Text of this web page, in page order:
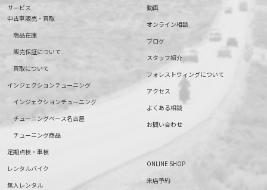
サービス
中古車販売・買取
商品在庫
販売保証について
買取について
インジェクションチューニング
インジェクションチューニング
チューニングベース名古屋
チューニング商品
定期点検・車検
レンタルバイク
無人レンタル
動画
オンライン相談
ブログ
スタッフ紹介
フォレストウィングについて
アクセス
よくある相談
お問い合わせ
ONLINE SHOP
来店予約